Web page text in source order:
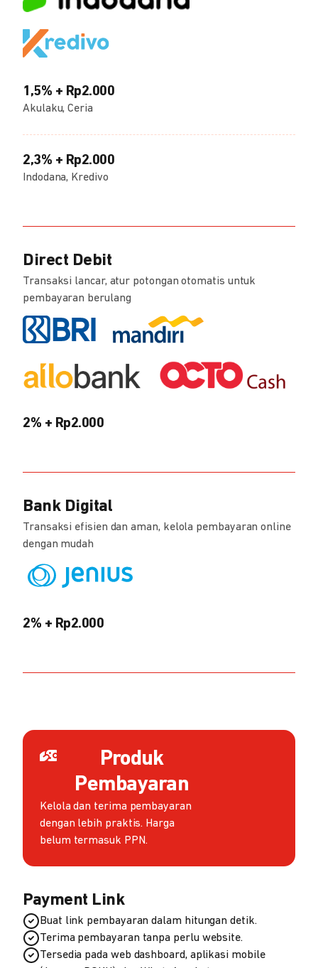
1,5% + Rp2.000
Akulaku, Ceria
2,3% + Rp2.000
Indodana, Kredivo
Direct Debit
Transaksi lancar, atur potongan otomatis untuk
pembayaran berulang
2% + Rp2.000
Bank Digital
Transaksi efisien dan aman, kelola pembayaran online
dengan mudah
2% + Rp2.000
Produk
Pembayaran
Kelola dan terima pembayaran
dengan lebih praktis. Harga
belum termasuk PPN.
Payment Link
Buat link pembayaran dalam hitungan detik.
Terima pembayaran tanpa perlu website.
Tersedia pada web dashboard, aplikasi mobile